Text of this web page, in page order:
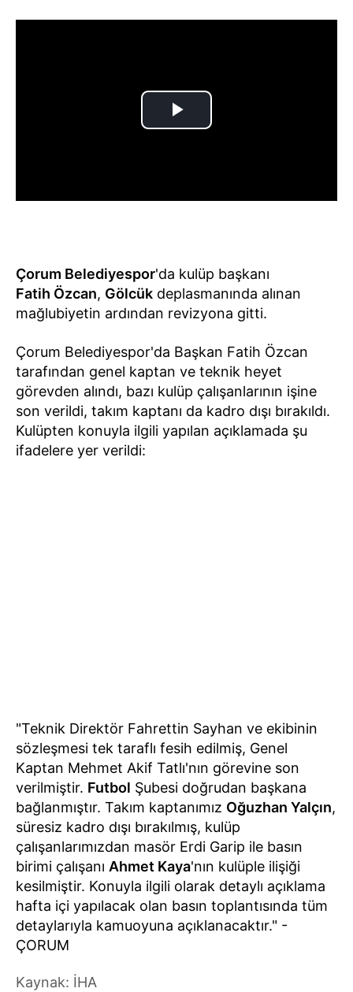
Çorum Belediyespor'da kulüp başkanı
Fatih Özcan, Gölcük deplasmanında alınan
mağlubiyetin ardından revizyona gitti.
Çorum Belediyespor'da Başkan Fatih Özcan
tarafından genel kaptan ve teknik heyet
görevden alındı, bazı kulüp çalışanlarının işine
son verildi, takım kaptanı da kadro dışı bırakıldı.
Kulüpten konuyla ilgili yapılan açıklamada şu
ifadelere yer verildi:
"Teknik Direktör Fahrettin Sayhan ve ekibinin
sözleşmesi tek taraflı fesih edilmiş, Genel
Kaptan Mehmet Akif Tatlı'nın görevine son
verilmiştir. Futbol Şubesi doğrudan başkana
bağlanmıştır. Takım kaptanımız Oğuzhan Yalçın,
süresiz kadro dışı bırakılmış, kulüp
çalışanlarımızdan masör Erdi Garip ile basın
birimi çalışanı Ahmet Kaya'nın kulüple ilişiği
kesilmiştir. Konuyla ilgili olarak detaylı açıklama
hafta içi yapılacak olan basın toplantısında tüm
detaylarıyla kamuoyuna açıklanacaktır." -
ÇORUM
Kaynak: İHA